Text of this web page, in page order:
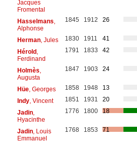
Jacques
Fromental
Hasselmans
Alphonse
1845 1912 26
Herman, Jules 1830 1911
41
Hérold,
Ferdinand
1791 1833 42
Holmès
Augusta
1847 1903 24
Hüe, Georges 1858 1948
13
Indy, Vincent 1851 1931
20
Jadin,
Hyacinthe
1776 1800 18
Jadin, Louis
Emmanuel
1768 1853 71